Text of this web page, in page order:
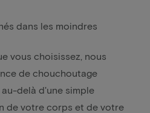
dans les moindres
vous choisissez, nous
de chouchoutage
delà d'une simple
de votre corps et de votre